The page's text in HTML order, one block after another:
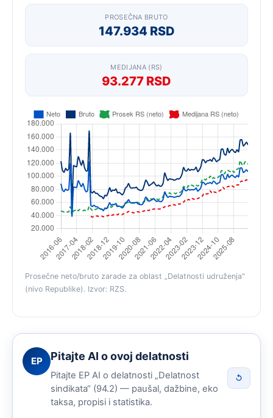
PROSEČNA BRUTO
147.934 RSD
MEDIJANA (RS)
93.277 RSD
Prosečne neto/bruto zarade za oblast „Delatnosti udruženja"
(nivo Republike). Izvor: RZS.
EP Pitajte AI o ovoj delatnosti
Pitajte EP AI o delatnosti „Delatnost
sindikata“ (94.2) — paušal, dažbine, eko
taksa, propisi i statistika.
↺